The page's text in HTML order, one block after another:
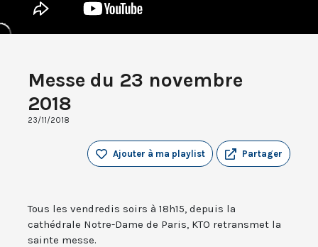
Messe du 23 novembre
2018
23/11/2018
Partager
Ajouter à ma playlist
Tous les vendredis soirs à 18h15, depuis la
cathédrale Notre-Dame de Paris, KTO retransmet la
sainte messe.